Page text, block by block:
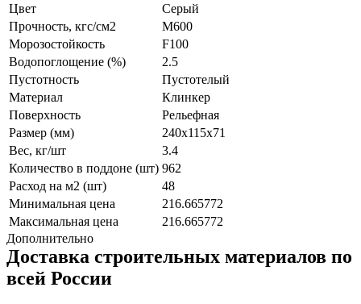
Цвет
Серый
Прочность, кгс/см2
M600
Морозостойкость
F100
Водопоглощение (%)
2.5
Пустотность
Пустотелый
Материал
Клинкер
Поверхность
Рельефная
Размер (мм)
240x115x71
Вес, кг/шт
3.4
Количество в поддоне (шт) 962
Расход на м2 (шт)
48
Минимальная цена
216.665772
Максимальная цена
216.665772
Дополнительно
Доставка строительных материалов по
всей России